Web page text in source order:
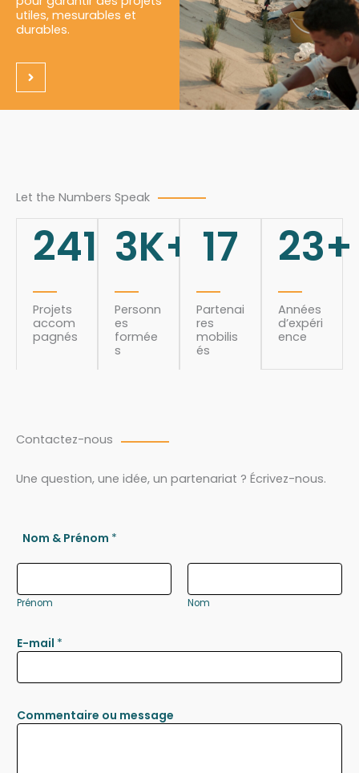
Let the Numbers Speak
utiles, mesurables et
durables.
241
Projets
accom
pagnés
3K+
Personn
es
formée
s
17
Partenai
res
mobilis
és
23+
Années
d’expéri
ence
Contactez-nous
Une question, une idée, un partenariat ? Écrivez-nous.
Nom & Prénom *
Prénom Nom
E-mail *
Commentaire ou message